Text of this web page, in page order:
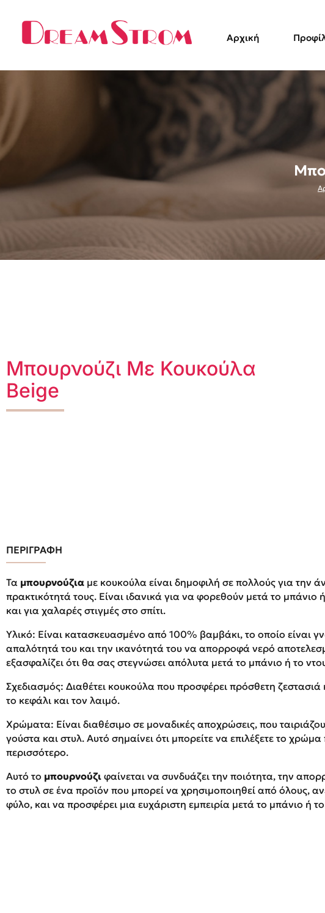
Αρχική
Μπουρνούζι Με Κουκούλα
Beige
ΠΕΡΙΓΡΑΦΗ
Τα μπουρνούζια με κουκούλα είναι δημοφιλή σε πολλούς για την
πρακτικότητά τους. Είναι ιδανικά για να φορεθούν μετά το μπάνιο
και για χαλαρές στιγμές στο σπίτι.
Υλικό: Είναι κατασκευασμένο από 100% βαμβάκι, το οποίο είναι
απαλότητά του και την ικανότητά του να απορροφά νερό
εξασφαλίζει ότι θα σας στεγνώσει απόλυτα μετά το μπάνιο ή το
Σχεδιασμός: Διαθέτει κουκούλα που προσφέρει πρόσθετη ζεστασιά
το κεφάλι και τον λαιμό.
Χρώματα: Είναι διαθέσιμο σε μοναδικές αποχρώσεις, που
γούστα και στυλ. Αυτό σημαίνει ότι μπορείτε να επιλέξετε το
περισσότερο.
Αυτό το μπουρνούζι φαίνεται να συνδυάζει την ποιότητα, την
το στυλ σε ένα προϊόν που μπορεί να χρησιμοποιηθεί από όλους,
φύλο, και να προσφέρει μια ευχάριστη εμπειρία μετά το μπάνιο ή